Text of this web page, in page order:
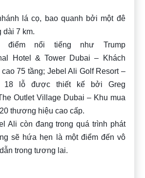
lá cọ, bao quanh bởi một đê
dài 7 km.
điểm nổi tiếng như Trump
Hotel & Tower Dubai – Khách
75 tầng; Jebel Ali Golf Resort –
18 lỗ được thiết kế bởi Greg
Outlet Village Dubai – Khu mua
thương hiệu cao cấp.
Ali còn đang trong quá trình phát
sẽ hứa hẹn là một điểm đến vô
trong tương lai.